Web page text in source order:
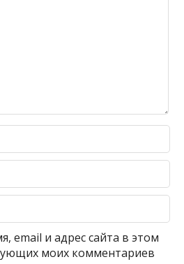
email и адрес сайта в этом
моих комментариев